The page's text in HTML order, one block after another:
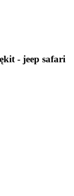
- jeep safari